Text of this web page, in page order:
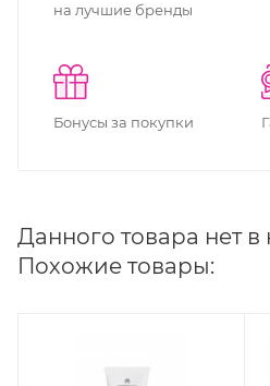
на лучшие бренды
Бонусы за покупки
Данного товара нет в
Похожие товары: